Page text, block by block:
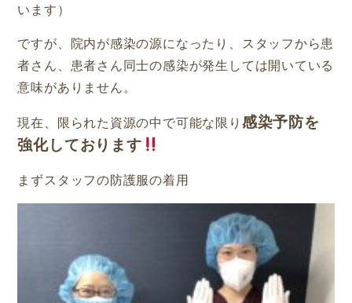
います）
ですが、院内が感染の源になったり、スタッフから患
者さん、患者さん同士の感染が発生しては開いている
意味がありません。
現在、限られた資源の中で可能な限り 感染予防を
強化しております
まずスタッフの防護服の着用